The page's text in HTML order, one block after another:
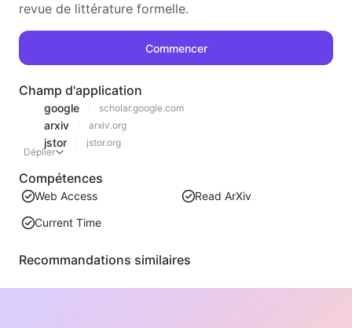
revue de littérature formelle.
Commencer
Champ d'application
google scholar.google.com
arxiv arxiv.org
jstor
jstor.org
Déplier
Compétences
Web Access
Read ArXiv
Current Time
Recommandations similaires